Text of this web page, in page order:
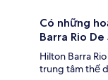
Có những
Barra Rio
Hilton Barra
trung tâm thể